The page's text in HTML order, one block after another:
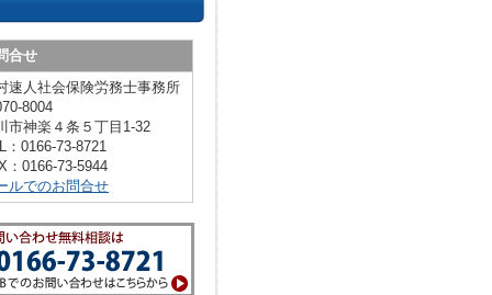
合せ
速人社会保険労務士事務所
8004
市神楽４条５丁目1-32
：0166-73-8721
：0166-73-5944
ルでのお問合せ